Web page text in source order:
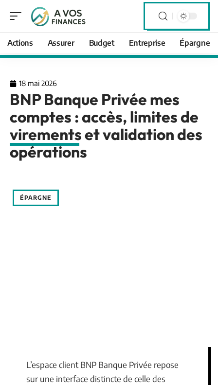
Actions Assurer Budget Entreprise Épargne
18 mai 2026
BNP Banque Privée mes
comptes : accès, limites de
virements et validation des
opérations
ÉPARGNE
L’espace client BNP Banque Privée repose
sur une interface distincte de celle des